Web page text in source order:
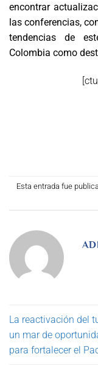
encontrar
las conferencias,
tendencias de
Colombia como
Esta entrada fue
La reactivación del
un mar de
para fortalecer el